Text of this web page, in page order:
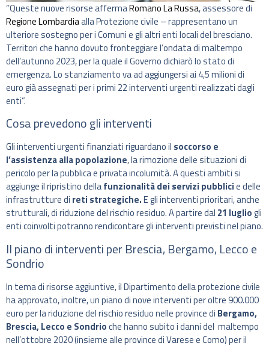
“Queste nuove risorse affermaRomano La Russa, assessore di
Regione Lombardiaalla Protezione civile – rappresentano un
ulteriore sostegno per i Comuni e gli altri enti locali del bresciano.
Territori che hanno dovuto fronteggiare l’ondata di maltempo
dell’autunno 2023, per la quale il Governo dichiarò lo stato di
emergenza. Lo stanziamento va ad aggiungersi ai 4,5 milioni di
euro già assegnati per i primi 22 interventi urgenti realizzati dagli
enti”.
Cosa prevedono gli interventi
Gli interventi urgenti finanziati riguardano il soccorso e
l’assistenza alla popolazione, la rimozione delle situazioni di
pericolo per la pubblica e privata incolumità. A questi ambiti si
aggiunge il ripristino dellafunzionalità dei servizi pubblicie delle
infrastrutture di reti strategiche.E gli interventi prioritari, anche
strutturali, di riduzione del rischio residuo. A partire dal 21 lugliogli
enti coinvolti potranno rendicontare gli interventi previsti nel piano.
Il piano di interventi per Brescia, Bergamo, Lecco e
Sondrio
In tema di risorse aggiuntive, il Dipartimento della protezione civile
ha approvato, inoltre, un piano di nove interventi per oltre 900.000
euro per la riduzione del rischio residuo nelle province di Bergamo,
Brescia, Lecco e Sondrioche hanno subito i danni del maltempo
nell’ottobre 2020 (insieme alle province di Varese e Como) per il